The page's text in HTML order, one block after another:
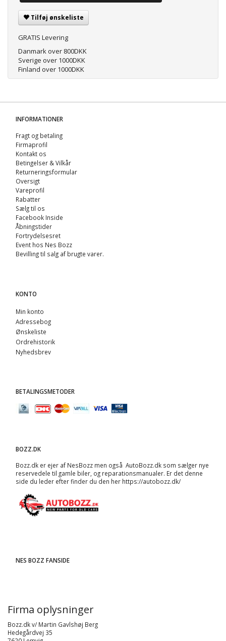
Tilføj ønskeliste
GRATIS Levering
Danmark over 800DKK
Sverige over 1000DKK
Finland over 1000DKK
INFORMATIONER
Fragt og betaling
Firmaprofil
Kontakt os
Betingelser & Vilkår
Returneringsformular
Oversigt
Vareprofil
Rabatter
Sælg til os
Facebook Inside
Åbningstider
Fortrydelsesret
Event hos Nes Bozz
Bevilling til salg af brugte varer.
KONTO
Min konto
Adressebog
Ønskeliste
Ordrehistorik
Nyhedsbrev
BETALINGSMETODER
BOZZ.DK
Bozz.dk er ejer af NesBozz men også AutoBozz.dk som sælger nye
reservedele til gamle biler, og reparationsmanualer. Er det denne
side du leder efter finder du den her https://autobozz.dk/
NES BOZZ FANSIDE
Firma oplysninger
Bozz.dk v/ Martin Gavlshøj Berg
Hedegårdvej 35